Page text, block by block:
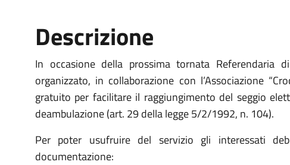
Descrizione
In occasione della prossima tornata
organizzato, in collaborazione con l’Associazione
gratuito per facilitare il raggiungimento del seggio
deambulazione (art. 29 della legge 5/2/1992, n. 104).
Per poter usufruire del servizio gli interessati
documentazione: